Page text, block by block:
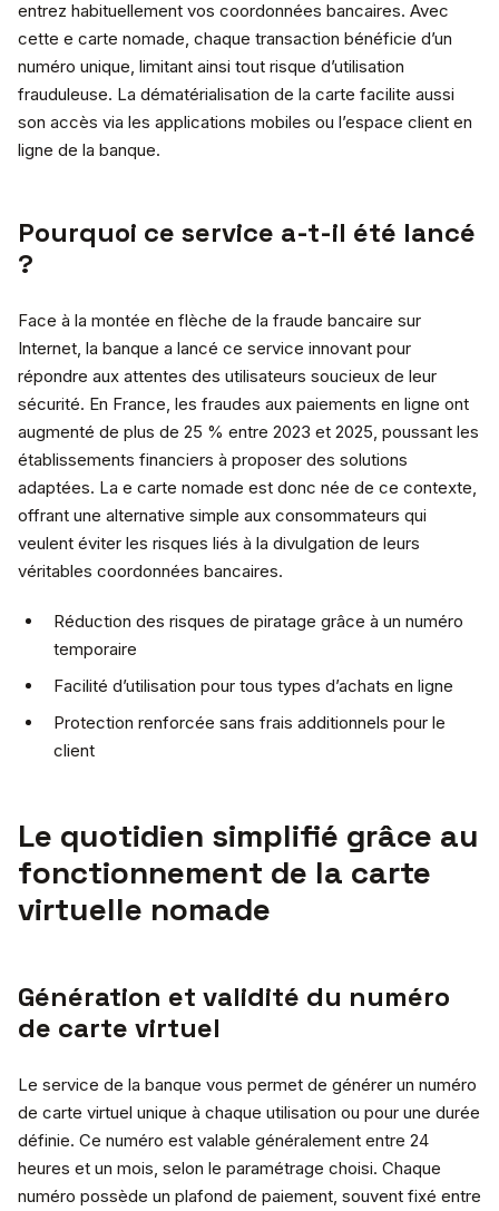
entrez habituellement vos coordonnées bancaires. Avec
cette e carte nomade, chaque transaction bénéficie d’un
numéro unique, limitant ainsi tout risque d’utilisation
frauduleuse. La dématérialisation de la carte facilite aussi
son accès via les applications mobiles ou l’espace client en
ligne de la banque.
Pourquoi ce service a-t-il été lancé
?
Face à la montée en flèche de la fraude bancaire sur
Internet, la banque a lancé ce service innovant pour
répondre aux attentes des utilisateurs soucieux de leur
sécurité. En France, les fraudes aux paiements en ligne ont
augmenté de plus de 25 % entre 2023 et 2025, poussant les
établissements financiers à proposer des solutions
adaptées. La e carte nomade est donc née de ce contexte,
offrant une alternative simple aux consommateurs qui
veulent éviter les risques liés à la divulgation de leurs
véritables coordonnées bancaires.
Réduction des risques de piratage grâce à un numéro
temporaire
Facilité d’utilisation pour tous types d’achats en ligne
Protection renforcée sans frais additionnels pour le
client
Le quotidien simplifié grâce au
fonctionnement de la carte
virtuelle nomade
Génération et validité du numéro
de carte virtuel
Le service de la banque vous permet de générer un numéro
de carte virtuel unique à chaque utilisation ou pour une durée
définie. Ce numéro est valable généralement entre 24
heures et un mois, selon le paramétrage choisi. Chaque
numéro possède un plafond de paiement, souvent fixé entre